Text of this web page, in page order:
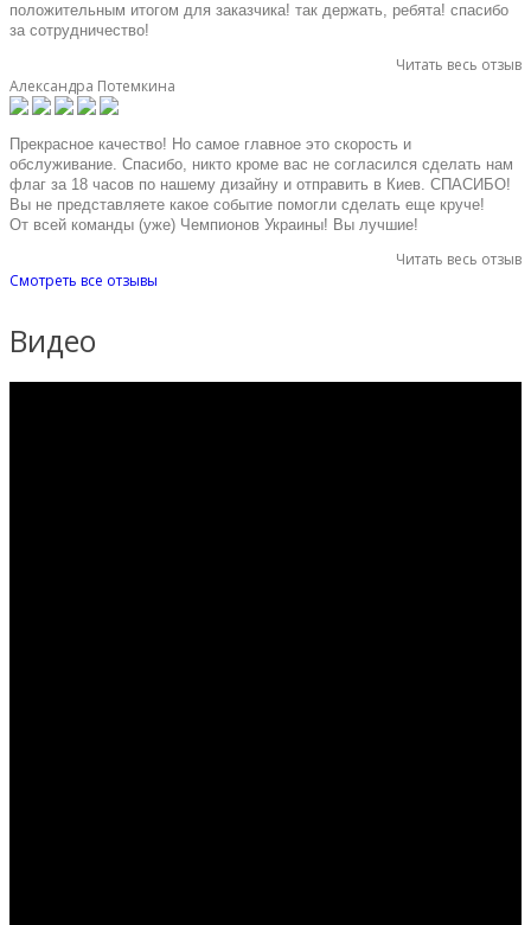
положительным итогом для заказчика! так держать, ребята! спасибо
за сотрудничество!
Читать весь отзыв
Александра Потемкина
Прекрасное качество! Но самое главное это скорость и
обслуживание. Спасибо, никто кроме вас не согласился сделать нам
флаг за 18 часов по нашему дизайну и отправить в Киев. СПАСИБО!
Вы не представляете какое событие помогли сделать еще круче!
От всей команды (уже) Чемпионов Украины! Вы лучшие!
Читать весь отзыв
Cмотреть все отзывы
Видео